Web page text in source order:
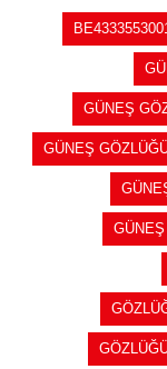
GÜNEŞ
GÜNEŞ